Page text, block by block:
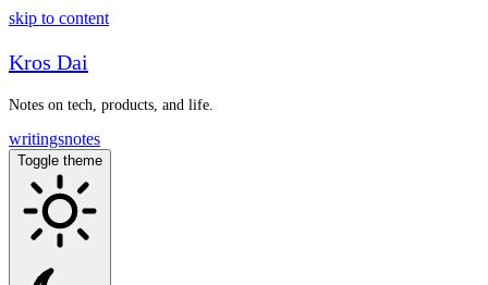
skip to content
Kros Dai
Notes on tech, products, and life.
writingsnotes
Toggle theme